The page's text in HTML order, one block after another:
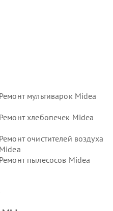
Ремонт мультиварок Midea
Ремонт хлебопечек Midea
Ремонт очистителей воздуха
Midea
Ремонт пылесосов Midea